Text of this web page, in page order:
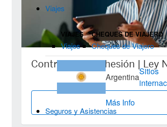
Viajes
VIAJES
Viajes
CHEQUES DE VIAJERO
Cheques de Viajero
Argentina
Sitios
Seguros y Asistencias
Contratos de adhesión | Ley
Más Info